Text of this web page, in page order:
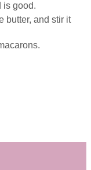
is good.
butter, and stir it